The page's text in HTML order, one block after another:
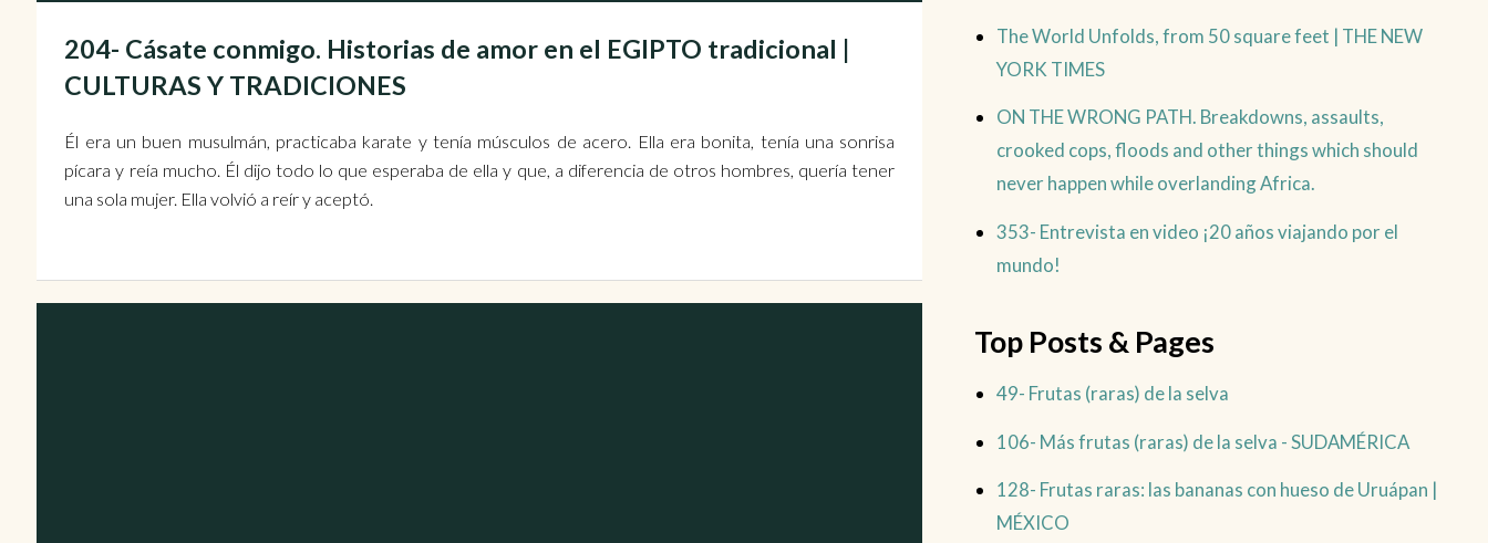
204- Cásate conmigo. Historias de amor en el EGIPTO tradicional |
CULTURAS Y TRADICIONES
Él era un buen musulmán, practicaba karate y tenía músculos de acero. Ella era bonita, tenía una sonrisa
pícara y reía mucho. Él dijo todo lo que esperaba de ella y que, a diferen­cia de otros hombres, quería tener
una sola mujer. Ella volvió a reír y aceptó.
The World Unfolds, from 50 square feet | THE NEW
YORK TIMES
ON THE WRONG PATH. Breakdowns, assaults,
crooked cops, floods and other things which should
never happen while overlanding Africa.
353- Entrevista en video ¡20 años viajando por el
mundo!
Top Posts & Pages
49- Frutas (raras) de la selva
106- Más frutas (raras) de la selva - SUDAMÉRICA
128- Frutas raras: las bananas con hueso de Uruápan |
MÉXICO